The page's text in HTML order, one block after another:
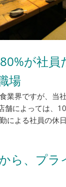
が社員
場
業界ですが、当
舗によっては、
による社員の休
ら、プラ